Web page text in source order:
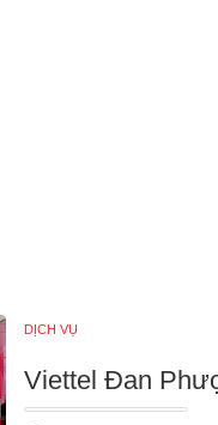
DỊCH VỤ
Viettel Đan